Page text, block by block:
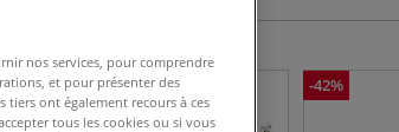
-34% -42%
nos services, pour comprendre
et pour présenter des
tiers ont également recours à ces
tous les cookies ou si vous